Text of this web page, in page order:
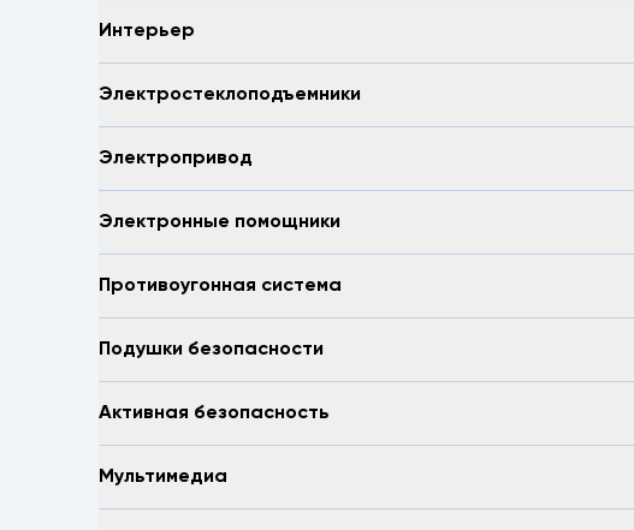
Интерьер
Электростеклоподъемники
Электропривод
Электронные помощники
Противоугонная система
Подушки безопасности
Активная безопасность
Мультимедиа